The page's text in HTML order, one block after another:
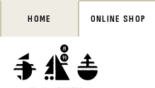
HOME ONLINE SHOP